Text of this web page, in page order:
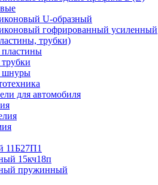
U-образный
гофрированный усиленный
трубки)
шнуры
для автомобиля
11Б27П1
15кч18п
пружинный